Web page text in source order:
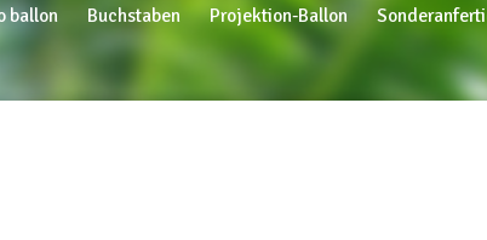
ballon Buchstaben Projektion-Ballon